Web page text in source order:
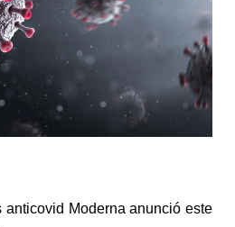
anticovid Moderna anunció este